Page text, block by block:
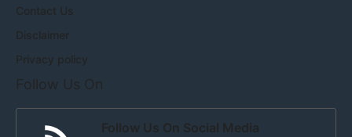
Contact Us
Disclaimer
Privacy policy
Follow Us On
Follow Us On Social Media